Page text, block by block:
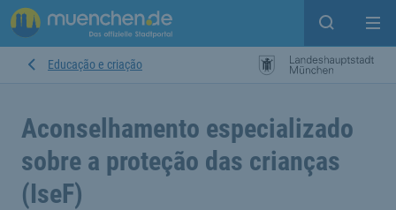
Open
Educação e criação
Aconselhamento especializado
sobre a proteção das crianças
(IseF)